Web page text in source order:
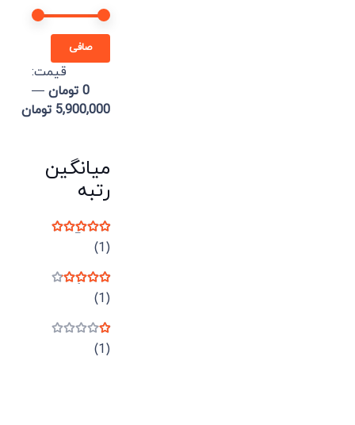
صافی
قيمت:
0 تومان
—
5,900,000 تومان
میانگین
رتبه
نمره(1)
نمره(1)
نمره(1)